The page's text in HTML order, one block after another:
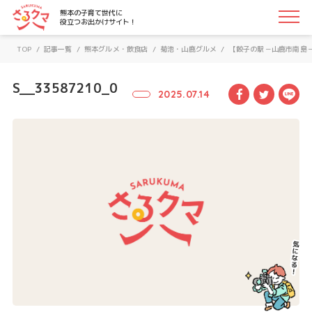
さるクマ-さるこう、熊本-｜熊本の子育て世代に役立つお
熊本の子育て世代に
役立つお出かけサイト！
TOP / 記事一覧 / 熊本グルメ・飲食店 / 菊池・山鹿グルメ / 【餃子の駅－山鹿市南
S__33587210_0 2025.07.14 Facebook